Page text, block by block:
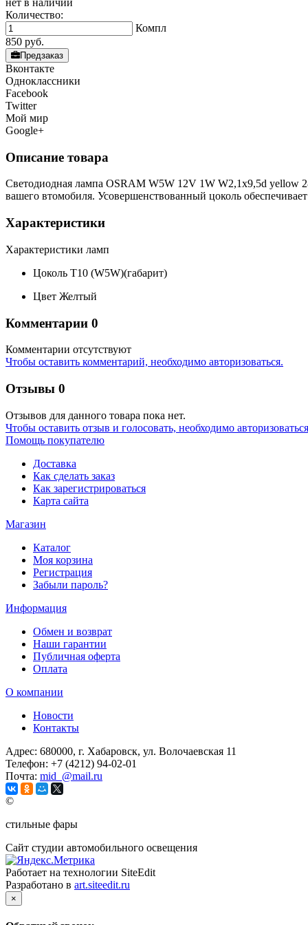
нет в наличии
Количество:
Компл
850 руб.
Предзаказ
Вконтакте
Одноклассники
Facebook
Twitter
Мой мир
Google+
Описание товара
Светодиодная лампа OSRAM W5W 12V 1W W2,1x9,5d yellow
вашего втомобиля. Усовершенствованный цоколь
Характеристики
Характеристики ламп
Цоколь T10 (W5W)(габарит)
Цвет Желтый
Комментарии 0
Комментарии отсутствуют
Чтобы оставить комментарий, необходимо авторизоваться.
Отзывы 0
Отзывов для данного товара пока нет.
Чтобы оcтавить отзыв и голосовать, необходимо
Помощь покупателю
Доставка
Как сделать заказ
Как зарегистрироваться
Карта сайта
Магазин
Каталог
Моя корзина
Регистрация
Забыли пароль?
Информация
Обмен и возврат
Наши гарантии
Публичная оферта
Оплата
О компании
Новости
Контакты
Адрес: 680000, г. Хабаровск, ул. Волочаевская 11
Телефон: +7 (4212) 94-02-01
Почта: mid_@mail.ru
©
стильные фары
Сайт студии автомобильного освещения
Работает на технологии SiteEdit
Разработано в art.siteedit.ru
×